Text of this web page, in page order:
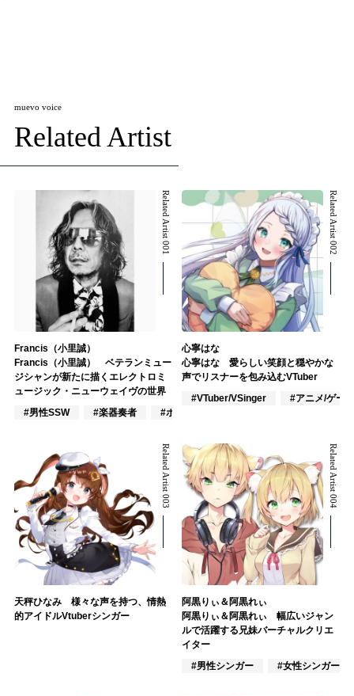
muevo voice
Related Artist
Related Artist 001
Francis（小里誠）
Francis（小里誠） ベテランミュー
ジシャンが新たに描くエレクトロミ
ュージック・ニューウェイヴの世界
#男性SSW
#楽器奏者 #ポップス
Related Artist 002
心寧はな
心寧はな 愛らしい笑顔と穏やかな
声でリスナーを包み込むVTuber
#VTuber/VSinger
#アニメ/ゲーム
Related Artist 003
天秤ひなみ 様々な声を持つ、情熱
的アイドルVtuberシンガー
Related Artist 004
阿黒りぃ＆阿黒れぃ
阿黒りぃ＆阿黒れぃ 幅広いジャン
ルで活躍する兄妹バーチャルクリエ
イター
#男性シンガー
#女性シンガー